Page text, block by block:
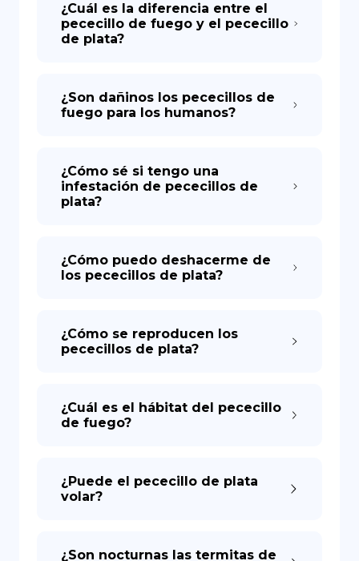
¿Cuál es la diferencia entre el
pececillo de fuego y el pececillo
de plata?
¿Son dañinos los pececillos de
fuego para los humanos?
¿Cómo sé si tengo una
infestación de pececillos de
plata?
¿Cómo puedo deshacerme de
los pececillos de plata?
¿Cómo se reproducen los
pececillos de plata?
¿Cuál es el hábitat del pececillo
de fuego?
¿Puede el pececillo de plata
volar?
¿Son nocturnas las termitas de